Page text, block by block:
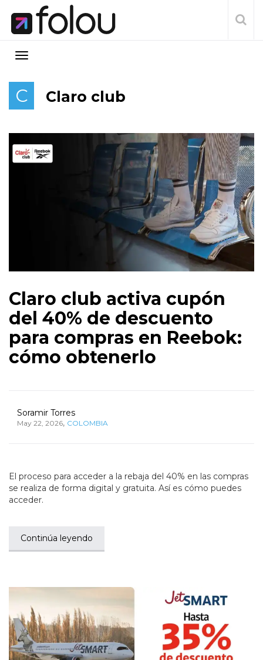
C Claro club
Claro club activa cupón
del 40% de descuento
para compras en Reebok:
cómo obtenerlo
Soramir Torres
May 22, 2026, COLOMBIA
El proceso para acceder a la rebaja del 40% en las compras
se realiza de forma digital y gratuita. Así es cómo puedes
acceder.
Continúa leyendo